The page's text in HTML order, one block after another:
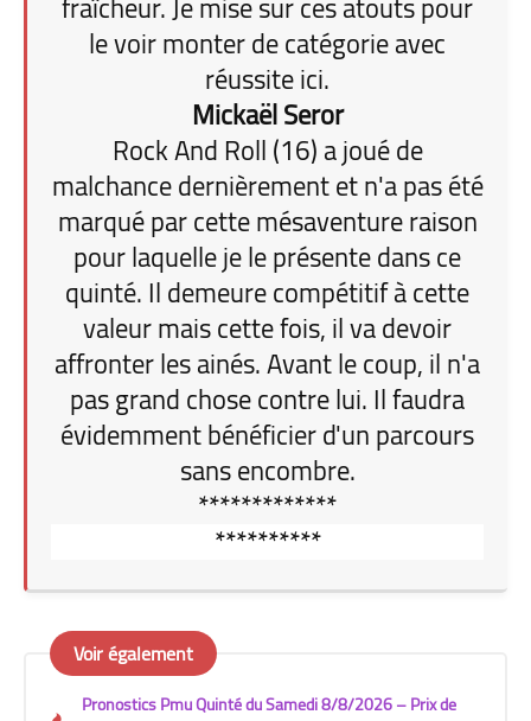
le voir monter de catégorie avec
réussite ici.
Mickaël Seror
Rock And Roll (16) a joué de
malchance dernièrement et n'a pas été
marqué par cette mésaventure raison
pour laquelle je le présente dans ce
quinté. Il demeure compétitif à cette
valeur mais cette fois, il va devoir
affronter les ainés. Avant le coup, il n'a
pas grand chose contre lui. Il faudra
évidemment bénéficier d'un parcours
sans encombre.
*************
**********
Voir également
Pronostics Pmu Quinté du Samedi 8/8/2026 – Prix de